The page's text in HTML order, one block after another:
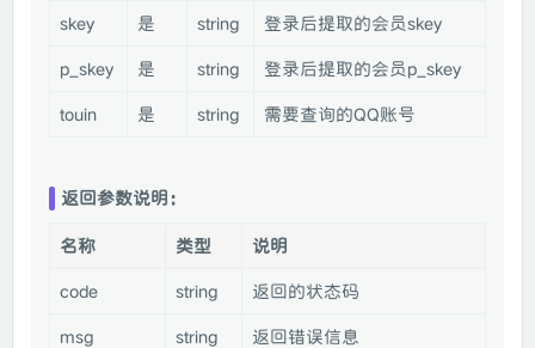
skey
是 string
登录后提取的会员skey
p_skey
是 string
登录后提取的会员p_skey
touin
是 string 需要查询的QQ账号
返回参数说明：
名称 类型
说明
code
string
返回的状态码
msg
string
返回错误信息